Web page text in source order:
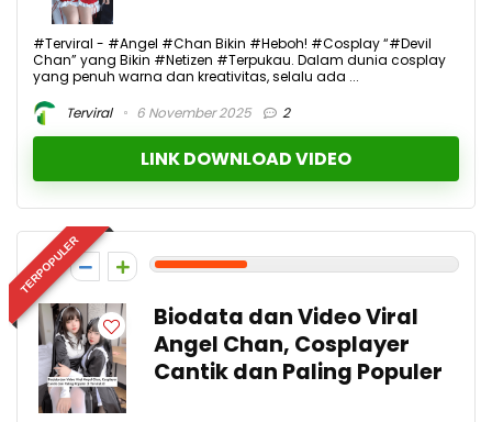
#Terviral - #Angel #Chan Bikin #Heboh! #Cosplay “#Devil
Chan” yang Bikin #Netizen #Terpukau. Dalam dunia cosplay
yang penuh warna dan kreativitas, selalu ada ...
Terviral
6 November 2025 2
LINK DOWNLOAD VIDEO
TERPOPULER
3
Biodata dan Video Viral
Angel Chan, Cosplayer
Cantik dan Paling Populer